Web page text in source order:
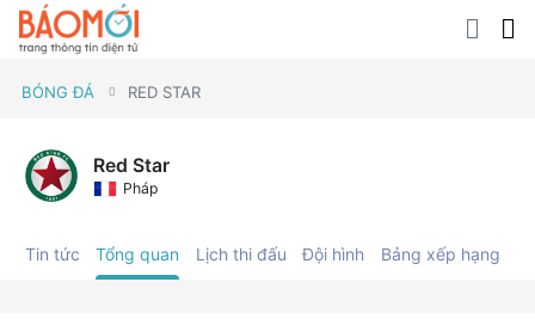
BÓNG ĐÁ RED STAR
Red Star
Pháp
Tin tức Tổng quan Lịch thi đấu Đội hình Bảng xếp hạng